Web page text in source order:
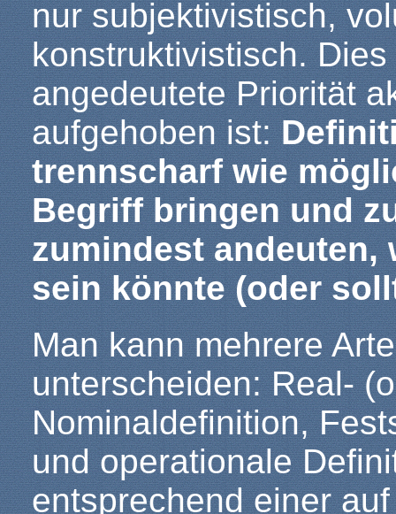
nur subjektivistisch,
konstruktivistisch.
angedeutete Priorität
aufgehoben ist:
trennscharf wie
Begriff bringen und
zumindest andeuten,
sein könnte (oder
Man kann mehrere
unterscheiden: Real-
Nominaldefinition,
und operationale
entsprechend einer